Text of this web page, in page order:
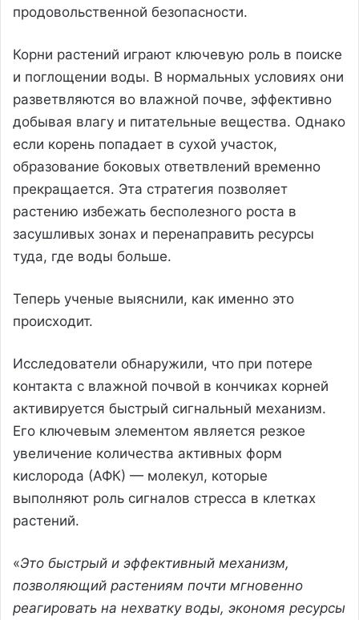
продовольственной безопасности.
Корни растений играют ключевую роль в поиске
и поглощении воды. В нормальных условиях они
разветвляются во влажной почве, эффективно
добывая влагу и питательные вещества. Однако
если корень попадает в сухой участок,
образование боковых ответвлений временно
прекращается. Эта стратегия позволяет
растению избежать бесполезного роста в
засушливых зонах и перенаправить ресурсы
туда, где воды больше.
Теперь ученые выяснили, как именно это
происходит.
Исследователи обнаружили, что при потере
контакта с влажной почвой в кончиках корней
активируется быстрый сигнальный механизм.
Его ключевым элементом является резкое
увеличение количества активных форм
кислорода (АФК) — молекул, которые
выполняют роль сигналов стресса в клетках
растений.
«Это быстрый и эффективный механизм,
позволяющий растениям почти мгновенно
реагировать на нехватку воды, экономя ресурсы